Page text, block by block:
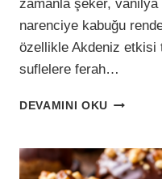
zamanla şeker,
narenciye kabuğu
özellikle Akdeniz etkisi
suflelere ferah…
DEVAMINI OKU FIRINDA
DIŞI
HAFIF,